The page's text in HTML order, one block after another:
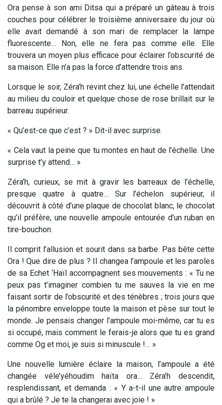
Ora pense à son ami Ditsa qui a préparé un gâteau à trois
couches pour célébrer le troisième anniversaire du jour où
elle avait demandé à son mari de remplacer la lampe
fluorescente… Non, elle ne fera pas comme elle. Elle
trouvera un moyen plus efficace pour éclairer l’obscurité de
sa maison. Elle n’a pas la force d’attendre trois ans.
Lorsque le soir, Zéra’h revint chez lui, une échelle l’attendait
au milieu du couloir et quelque chose de rose brillait sur le
barreau supérieur.
« Qu’est-ce que c’est ? » Dit-il avec surprise.
« Cela vaut la peine que tu montes en haut de l’échelle. Une
surprise t’y attend… »
Zéra’h, curieux, se mit à gravir les barreaux de l’échelle,
presque quatre à quatre… Sur l’échelon supérieur, il
découvrit à côté d’une plaque de chocolat blanc, le chocolat
qu’il préfère, une nouvelle ampoule entourée d’un ruban en
tire-bouchon.
Il comprit l’allusion et sourit dans sa barbe. Pas bête cette
Ora ! Que dire de plus ? Il changea l’ampoule et les paroles
de sa Echet ‘Haïl accompagnent ses mouvements : « Tu ne
peux pas t’imaginer combien tu me sauves la vie en me
faisant sortir de l’obscurité et des ténèbres ; trois jours que
la pénombre enveloppe toute la maison et pèse sur tout le
monde. Je pensais changer l’ampoule moi-même, car tu es
si occupé, mais comment le ferais-je alors que tu es grand
comme Og et moi, je suis si minuscule !… »
Une nouvelle lumière éclaire la maison, l’ampoule a été
changée véle’yéhoudim haïta ora… Zéra’h descendit,
resplendissant, et demanda : « Y a-t-il une autre ampoule
qui a brûlé ? Je te la changerai avec joie ! »